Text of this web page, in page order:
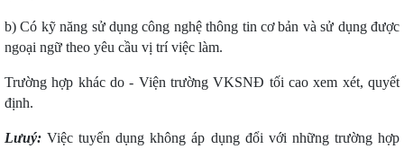
b) Có kỹ năng sử dụng công nghệ thông tin cơ bản và sử dụng được
ngoại ngữ theo yêu cầu vị trí việc làm.
Trường hợp khác do - Viện trường VKSNĐ tối cao xem xét, quyết
định.
Lưuý: Việc tuyển dụng không áp dụng đổi với những trường hợp